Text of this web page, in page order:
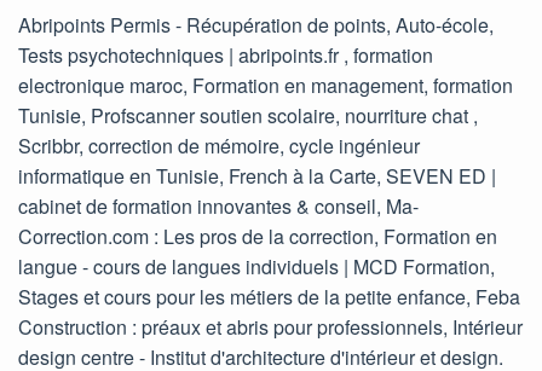
Abripoints Permis - Récupération de points, Auto-école,
Tests psychotechniques | abripoints.fr , formation
electronique maroc, Formation en management, formation
Tunisie, Profscanner soutien scolaire, nourriture chat ,
Scribbr, correction de mémoire, cycle ingénieur
informatique en Tunisie, French à la Carte, SEVEN ED |
cabinet de formation innovantes & conseil, Ma-
Correction.com : Les pros de la correction, Formation en
langue - cours de langues individuels | MCD Formation,
Stages et cours pour les métiers de la petite enfance, Feba
Construction : préaux et abris pour professionnels, Intérieur
design centre - Institut d'architecture d'intérieur et design.